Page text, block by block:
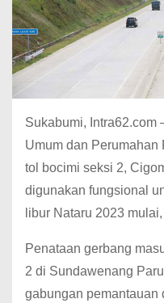
Sukabumi, Intra62.com
Umum dan Perumahan
tol bocimi seksi 2,
digunakan fungsional
libur Nataru 2023
Penataan gerbang
2 di Sundawenang
gabungan pemantauan